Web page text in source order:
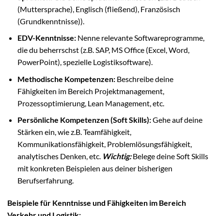
(Muttersprache), Englisch (fließend), Französisch
(Grundkenntnisse)).
EDV-Kenntnisse:Nenne relevante Softwareprogramme,
die du beherrschst (z.B. SAP, MS Office (Excel, Word,
PowerPoint), spezielle Logistiksoftware).
Methodische Kompetenzen:Beschreibe deine
Fähigkeiten im Bereich Projektmanagement,
Prozessoptimierung, Lean Management, etc.
Persönliche Kompetenzen (Soft Skills):Gehe auf deine
Stärken ein, wie z.B. Teamfähigkeit,
Kommunikationsfähigkeit, Problemlösungsfähigkeit,
analytisches Denken, etc. Wichtig:Belege deine Soft Skills
mit konkreten Beispielen aus deiner bisherigen
Berufserfahrung.
Beispiele für Kenntnisse und Fähigkeiten im Bereich